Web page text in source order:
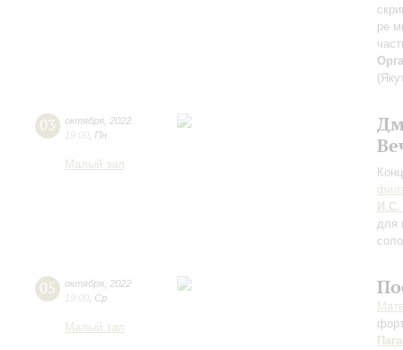
ре
03 октября 2022
19:00 Пн
Малый зал
И.С.
для
соло
05 октября 2022
19:00 Ср
Малый зал